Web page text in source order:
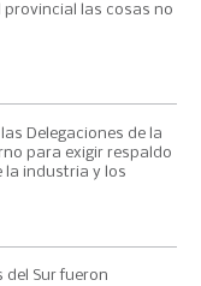
provincial las cosas no
Delegaciones de la
para exigir respaldo
la industria y los
del Sur fueron